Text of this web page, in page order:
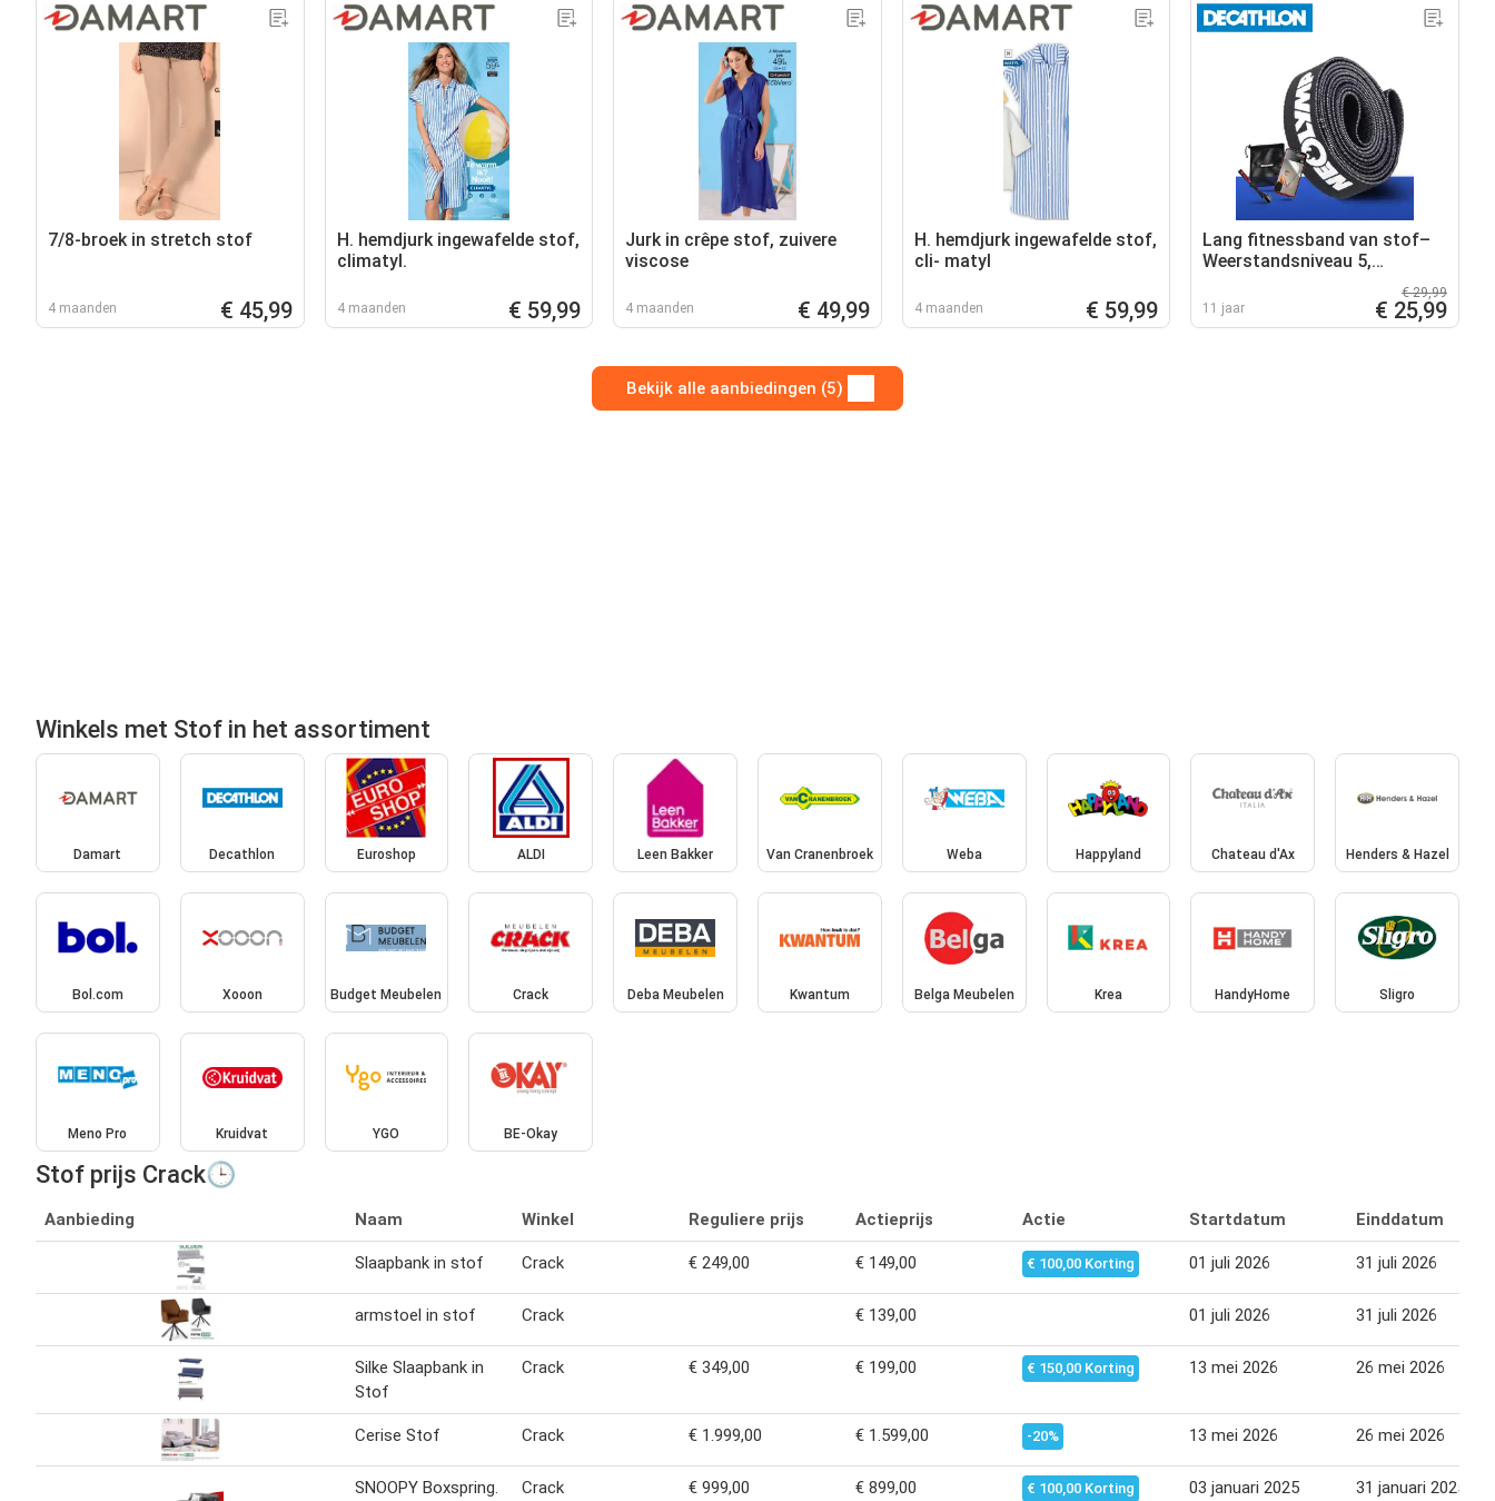
7/8-broek in stretch stof
4 maanden € 45,99
H. hemdjurk ingewafelde stof,
climatyl.
4 maanden € 59,99
Jurk in crêpe stof, zuivere
viscose
4 maanden € 49,99
H. hemdjurk ingewafelde stof,
cli- matyl
4 maanden € 59,99
Lang fitnessband van stof–
Weerstandsniveau 5,
krachttraining
11 jaar
€ 29,99
€ 25,99
Bekijk alle aanbiedingen (5)
Winkels met Stof in het assortiment
Damart Decathlon Euroshop ALDI Leen Bakker Van Cranenbroek Weba Happyland Chateau d'Ax Henders & Hazel
Bol.com Xooon Budget Meubelen Crack Deba Meubelen Kwantum Belga Meubelen Krea HandyHome Sligro
Meno Pro Kruidvat YGO BE-Okay
Stof prijs Crack🕒
Aanbieding Naam Winkel Reguliere prijs Actieprijs Actie Startdatum Einddatum
Slaapbank in stof Crack € 249,00 € 149,00 € 100,00 Korting 01 juli 2026 31 juli 2026
armstoel in stof Crack € 139,00 01 juli 2026 31 juli 2026
Silke Slaapbank in
Stof
Crack € 349,00 € 199,00 € 150,00 Korting 13 mei 2026 26 mei 2026
Cerise Stof Crack € 1.999,00 € 1.599,00 -20% 13 mei 2026 26 mei 2026
SNOOPY Boxspring.
Crack € 999,00 € 899,00 € 100,00 Korting 03 januari 2025 31 januari 2025